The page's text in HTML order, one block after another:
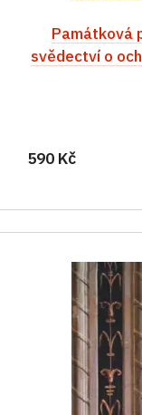
Památková
svědectví o
590 Kč